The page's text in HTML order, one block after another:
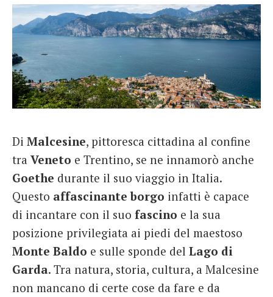
Contatti
Italiano
German
English
Spanish
Italiano
rassegna stampa
Di Malcesine, pittoresca cittadina al confine
tra Veneto e Trentino, se ne innamorò anche
Goethe durante il suo viaggio in Italia.
Questo affascinante borgo infatti è capace
di incantare con il suo fascino e la sua
posizione privilegiata ai piedi del maestoso
Monte Baldo e sulle sponde del Lago di
Garda. Tra natura, storia, cultura, a Malcesine
non mancano di certe cose da fare e da